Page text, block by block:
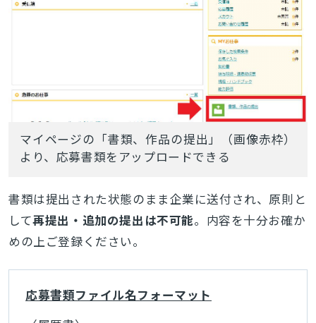
マイページの「書類、作品の提出」（画像赤枠）
より、応募書類をアップロードできる
書類は提出された状態のまま企業に送付され、原則と
して再提出・追加の提出は不可能。内容を十分お確か
めの上ご登録ください。
応募書類ファイル名フォーマット